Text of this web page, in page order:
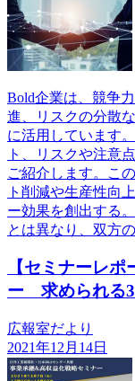
Bold企業は、競争
進、リスクの分散
に活用しています
ト、リスクや注意
ご紹介します。こ
ト削減や生産性向
ー効果を創出する
とは異なり、双方
【セミナーレ
ー 求められる3
広報室だより
2021年12月14日